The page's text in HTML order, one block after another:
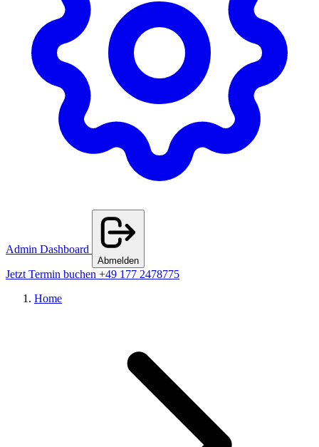
Admin Dashboard
Abmelden
Jetzt Termin buchen +49 177 2478775
Home